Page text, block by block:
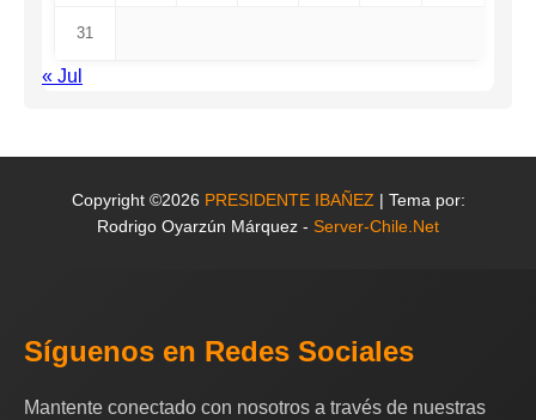
31
« Jul
Copyright ©2026 PRESIDENTE IBAÑEZ | Tema por:
Rodrigo Oyarzún Márquez - Server-Chile.Net
Síguenos en Redes Sociales
Mantente conectado con nosotros a través de nuestras